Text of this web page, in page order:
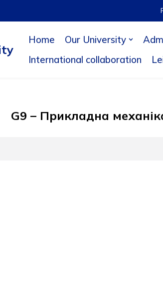
Home Our University
International collaboration
G9 – Прикладна